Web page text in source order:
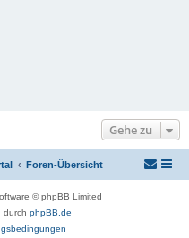
Gehe zu
Foren-Übersicht
© phpBB Limited
durch phpBB.de